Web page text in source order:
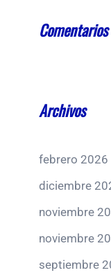
Archivos
febrero 2026
diciembre
noviembre
noviembre
septiembre